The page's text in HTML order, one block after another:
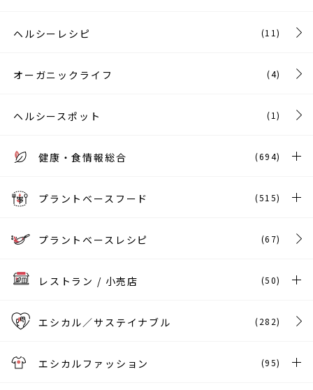
ヘルシーレシピ (11)
オーガニックライフ (4)
ヘルシースポット (1)
健康・食情報総合 (694)
プラントベースフード (515)
プラントベースレシピ (67)
レストラン / 小売店 (50)
エシカル／サステイナブル (282)
エシカルファッション (95)